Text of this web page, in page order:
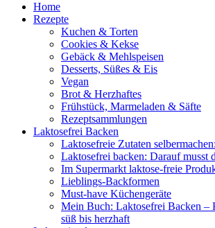
Home
Rezepte
Kuchen & Torten
Cookies & Kekse
Gebäck & Mehlspeisen
Desserts, Süßes & Eis
Vegan
Brot & Herzhaftes
Frühstück, Marmeladen & Säfte
Rezeptsammlungen
Laktosefrei Backen
Laktosefreie Zutaten
Laktosefrei backen: Darauf musst
Im Supermarkt laktose-freie
Lieblings-Backformen
Must-have Küchengeräte
Mein Buch: Laktosefrei Backen –
süß bis herzhaft